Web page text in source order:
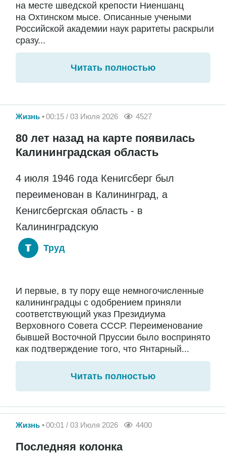
на месте шведской крепости Ниеншанц
на Охтинском мысе. Описанные учеными
Российской академии наук раритеты раскрыли
сразу...
Читать полностью
Жизнь 00:15 / 03 Июля 2026 4527
80 лет назад на карте появилась
Калининградская область
4 июля 1946 года Кенигсберг был
переименован в Калининград, а
Кенигсбергская область - в
Калининградскую
Труд
И первые, в ту пору еще немногочисленные
калининградцы с одобрением приняли
соответствующий указ Президиума
Верховного Совета СССР. Переименование
бывшей Восточной Пруссии было воспринято
как подтверждение того, что Янтарный...
Читать полностью
Жизнь 00:01 / 03 Июля 2026 4400
Последняя колонка